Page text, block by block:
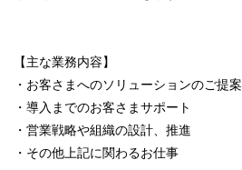
【主な業務内容】
・お客さまへのソリューションのご提案
・導入までのお客さまサポート
・営業戦略や組織の設計、推進
・その他上記に関わるお仕事